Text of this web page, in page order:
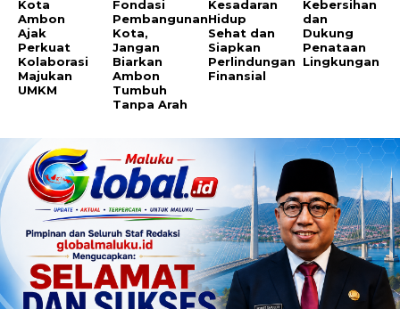
Kota
Ambon
Ajak
Perkuat
Kolaborasi
Majukan
UMKM
Fondasi
Pembangunan
Kota,
Jangan
Biarkan
Ambon
Tumbuh
Tanpa Arah
Kesadaran
Hidup
Sehat dan
Siapkan
Perlindungan
Finansial
Kebersihan
dan
Dukung
Penataan
Lingkungan